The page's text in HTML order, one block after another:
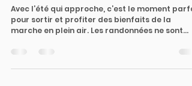
Les Bienfaits de la Marche en Plein Air :
Pourquoi Profiter des Randonnées Cet
Été ? 🌳🚶‍♀️
marche en plein air. Les randonnées ne sont...